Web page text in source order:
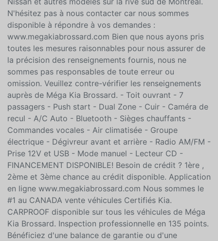
Châteauguay. Nous avons le plus grand choix de
véhicule Usagé KIA, Toyota, Mazda, Hyundai, Honda,
Nissan et autres modèles sur la rive sud de Montréal.
N'hésitez pas à nous contacter car nous sommes
disponible à répondre à vos demandes :
www.megakiabrossard.com Bien que nous ayons pris
toutes les mesures raisonnables pour nous assurer de
la précision des renseignements fournis, nous ne
sommes pas responsables de toute erreur ou
omission. Veuillez contre-vérifier les renseignements
auprès de Méga Kia Brossard. - Toit ouvrant - 7
passagers - Push start - Dual Zone - Cuir - Caméra de
recul - A/C Auto - Bluetooth - Sièges chauffants -
Commandes vocales - Air climatisée - Groupe
électrique - Dégivreur avant et arrière - Radio AM/FM -
Prise 12V et USB - Mode manuel - Lecteur CD -
FINANCEMENT DISPONIBLE! Besoin de crédit ? 1ère ,
2ème et 3ème chance au crédit disponible. Application
en ligne www.megakiabrossard.com Nous sommes le
#1 au CANADA vente véhicules Certifiés Kia.